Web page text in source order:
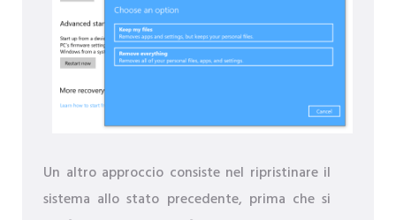
Un altro approccio consiste nel ripristinare il
sistema allo stato precedente, prima che si